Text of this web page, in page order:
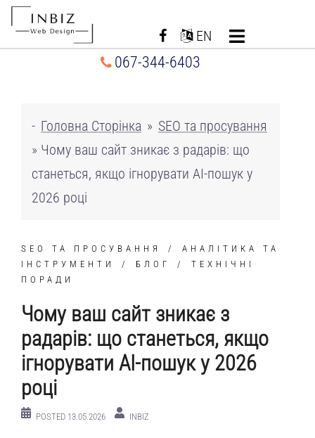
Перейти
EN
067-344-6403
- Головна Сторінка » SEO та просування
» Чому ваш сайт зникає з радарів: що
станеться, якщо ігнорувати AI-пошук у
2026 році
SEO ТА ПРОСУВАННЯ
АНАЛІТИКА ТА
ІНСТРУМЕНТИ
БЛОГ
ТЕХНІЧНІ
ПОРАДИ
Чому ваш сайт зникає з
радарів: що станеться, якщо
ігнорувати AI-пошук у 2026
році
POSTED 13.05.2026 INBIZ